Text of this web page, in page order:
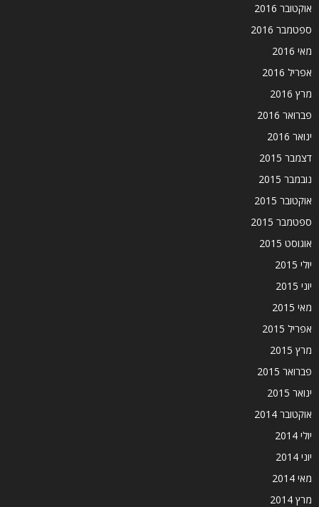
אוקטובר 2016
ספטמבר 2016
מאי 2016
אפריל 2016
מרץ 2016
פברואר 2016
ינואר 2016
דצמבר 2015
נובמבר 2015
אוקטובר 2015
ספטמבר 2015
אוגוסט 2015
יולי 2015
יוני 2015
מאי 2015
אפריל 2015
מרץ 2015
פברואר 2015
ינואר 2015
אוקטובר 2014
יולי 2014
יוני 2014
מאי 2014
מרץ 2014